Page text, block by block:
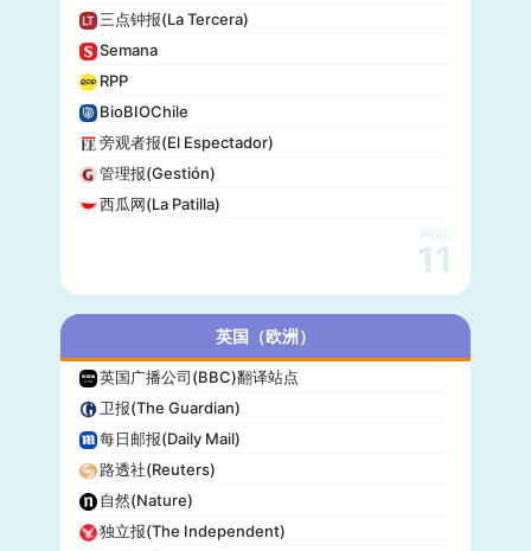
三点钟报(La Tercera)
Semana
RPP
BioBIOChile
旁观者报(El Espectador)
管理报(Gestión)
西瓜网(La Patilla)
网站
11
英国（欧洲）
英国广播公司(BBC)翻译站点
卫报(The Guardian)
每日邮报(Daily Mail)
路透社(Reuters)
自然(Nature)
独立报(The Independent)